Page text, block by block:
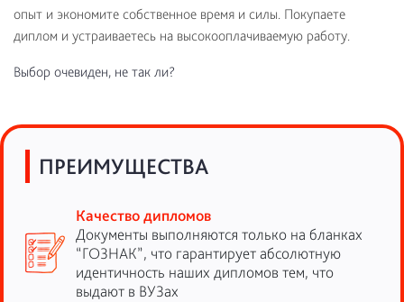
опыт и экономите собственное время и силы. Покупаете
диплом и устраиваетесь на высокооплачиваемую работу.
Выбор очевиден, не так ли?
ПРЕИМУЩЕСТВА
Качество дипломов
Документы выполняются только на бланках
“ГОЗНАК”, что гарантирует абсолютную
идентичность наших дипломов тем, что
выдают в ВУЗах